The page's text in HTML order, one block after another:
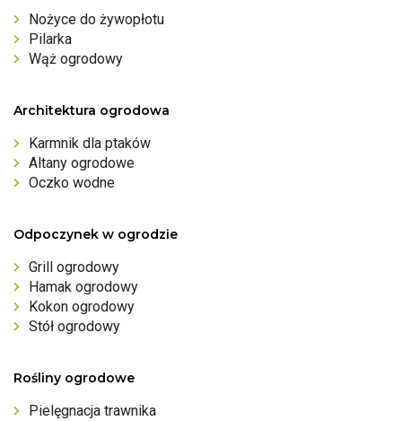
Nożyce do żywopłotu
Pilarka
Wąż ogrodowy
Architektura ogrodowa
Karmnik dla ptaków
Altany ogrodowe
Oczko wodne
Odpoczynek w ogrodzie
Grill ogrodowy
Hamak ogrodowy
Kokon ogrodowy
Stół ogrodowy
Rośliny ogrodowe
Pielęgnacja trawnika